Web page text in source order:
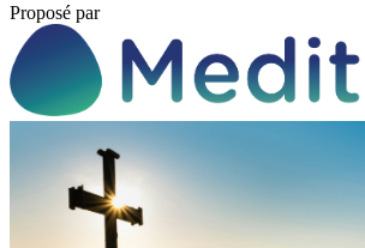
Proposé par